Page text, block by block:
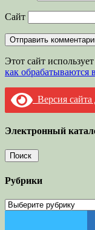
Сайт
Этот сайт
как обрабатываются
Версия
Электронный
Рубрики
Рубрики